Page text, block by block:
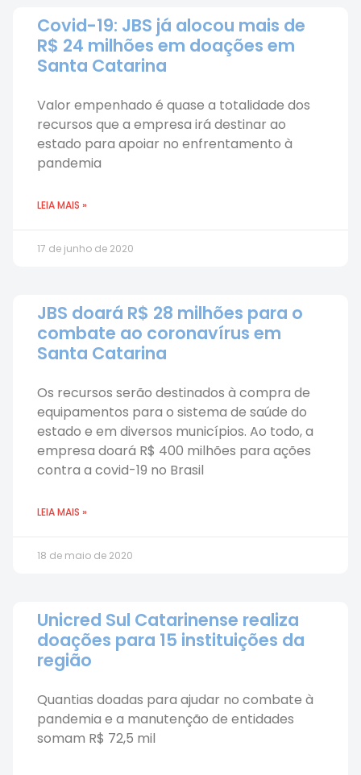
Covid-19: JBS já alocou mais de
R$ 24 milhões em doações em
Santa Catarina
Valor empenhado é quase a totalidade dos
recursos que a empresa irá destinar ao
estado para apoiar no enfrentamento à
pandemia
LEIA MAIS »
17 de junho de 2020
JBS doará R$ 28 milhões para o
combate ao coronavírus em
Santa Catarina
Os recursos serão destinados à compra de
equipamentos para o sistema de saúde do
estado e em diversos municípios. Ao todo, a
empresa doará R$ 400 milhões para ações
contra a covid-19 no Brasil
LEIA MAIS »
18 de maio de 2020
Unicred Sul Catarinense realiza
doações para 15 instituições da
região
Quantias doadas para ajudar no combate à
pandemia e a manutenção de entidades
somam R$ 72,5 mil